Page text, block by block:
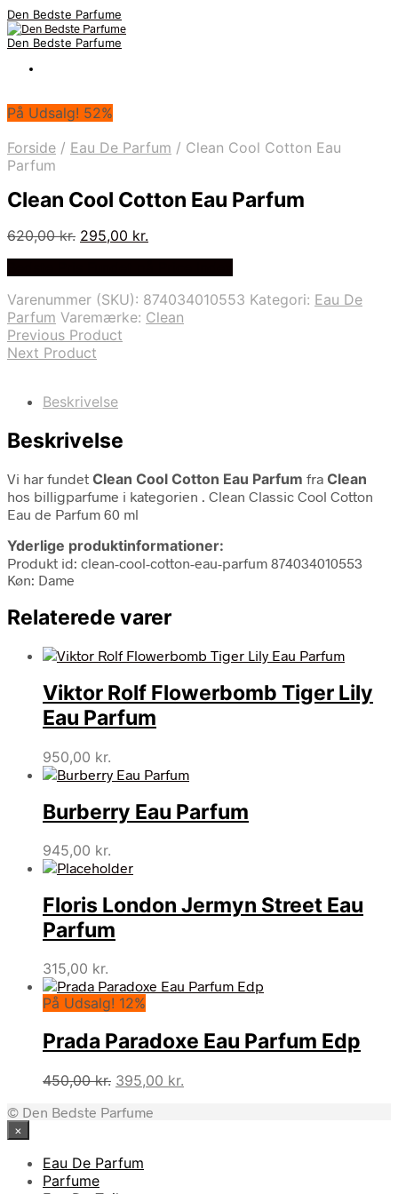
Den Bedste Parfume
Den Bedste Parfume
På Udsalg! 52%
Forside / Eau De Parfum / Clean Cool Cotton Eau
Parfum
Clean Cool Cotton Eau Parfum
620,00kr. Den
620,00 kr..
295,00 kr.
295,00 kr..
Varenummer (SKU): 874034010553 Kategori: Eau De
Parfum Varemærke: Clean
Previous Product
Next Product
Beskrivelse
Beskrivelse
Vi har fundet Clean Cool Cotton Eau Parfum fra Clean
hos billigparfume i kategorien . Clean Classic Cool Cotton
Eau de Parfum 60 ml
Yderlige produktinformationer:
Produkt id: clean-cool-cotton-eau-parfum 874034010553
Køn: Dame
Relaterede varer
Viktor Rolf Flowerbomb Tiger Lily
Eau Parfum
950,00 kr.
Burberry Eau Parfum
945,00 kr.
Floris London Jermyn Street Eau
Parfum
315,00 kr.
På Udsalg! 12%
Prada Paradoxe Eau Parfum Edp
450,00kr. Den
pris
395,00 kr.
© Den Bedste Parfume
×
Eau De Parfum
Parfume